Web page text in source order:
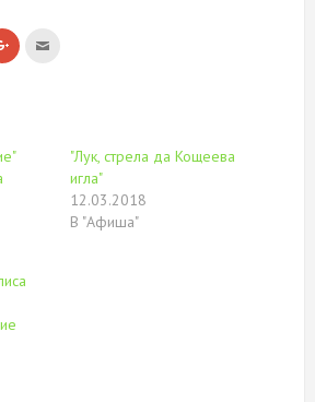
Нажмите,
чтобы
окне)
"Лук, стрела да Кощеева
игла"
12.03.2018
В "Афиша"